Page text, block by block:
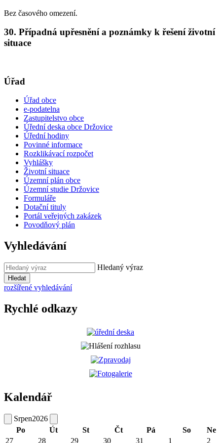
Bez časového omezení.
30. Případná upřesnění a poznámky k řešení životní
situace
Úřad
Úřad obce
e-podatelna
Zastupitelstvo obce
Úřední deska obce Držovice
Úřední hodiny
Povinné informace
Rozklikávací rozpočet
Vyhlášky
Životní situace
Územní plán obce
Územní studie Držovice
Formuláře
Dotační tituly
Portál veřejných zakázek
Povodňový plán
Vyhledávání
Hledaný výraz
Hledat
rozšířené vyhledávání
Rychlé odkazy
Kalendář
Srpen2026
Po
Út St Čt Pá So
Ne
27
28 29 30 31 1 2